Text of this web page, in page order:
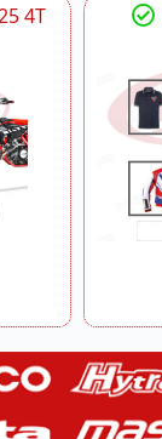
4T